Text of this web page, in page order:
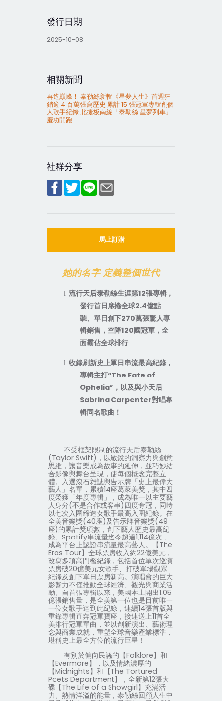
發行日期
2025-10-08
相關新聞
再造巔峰！ 泰勒絲新輯《星夢人生》首週狂
銷逾 4 百萬張寫歷史 累計 15 張冠軍專輯創個
人歌手紀錄 北捷板南線「泰勒絲 星夢列車」
慶功開跑
社群分享
馬上訂購
她的名字 定義整個世代
l 流行天后泰勒絲生涯第12張專輯，
發行首日席捲全球2.4億點
聽、單日創下270萬張驚人專
輯銷售，空降120國冠軍，全
面霸佔全球排行
l 收錄刷新史上單日串流最高紀錄，
專輯主打“The Fate of
Ophelia” ，以及與小天后
Sabrina Carpenter對唱專
輯同名歌曲！
不受框架限制的流行天后泰勒絲
(Taylor Swift) ，以敏銳的洞察力與創意
思維，讓音樂成為故事的延伸，並巧妙結
合影像與舞台呈現，使每個概念完整立
體。入選滾石雜誌與告示牌「史上最偉大
藝人」名單，累積14座葛萊美獎，其中四
度榮獲「年度專輯」，成為唯一以主要藝
人身分(不是合作或客串)四度奪冠，同時
以七次入圍締造女歌手最高入圍紀錄。在
全美音樂獎(40座)及告示牌音樂獎(49
座)的累計獎項數，創下藝人歷史最高紀
錄。 Spotify串流量迄今超過1,114億次，
成為平台上認證串流量最高藝人。【The
Eras Tour】全球票房收入約22億美元，
改寫多項高門檻紀錄，包括首位單次巡演
票房破20億美元女歌手、打破單場觀眾
紀錄及創下單日票房新高。演唱會的巨大
影響力不僅推動全球經濟、觀光與商業活
動。自首張專輯以來，美國本土開出1.05
億張銷售量，是全美第一位也是目前唯一
一位女歌手達到此紀錄，連續14張首版與
重錄專輯直奔冠軍寶座，接連送上11首全
美排行冠軍單曲，並以創新演出、藝術理
念與商業成就，重塑全球音樂產業標準，
堪稱史上最全方位的流行巨星！
有別於偏向民謠的【Folklore】和
【Evermore】，以及情緒濃厚的
【Midnights】和【The Tortured
Poets Department】，全新第12張大
碟【The Life of a Showgirl】充滿活
力、熱情洋溢的能量，泰勒絲回顧人生中